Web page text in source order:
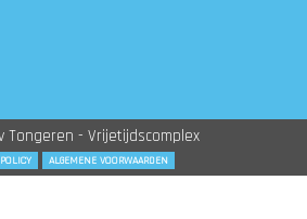
Tongeren - Vrijetijdscomplex
ALGEMENE VOORWAARDEN